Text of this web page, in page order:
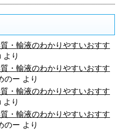
質・輸液のわかりやすいおすす
より
質・輸液のわかりやすいおすす
のー より
質・輸液のわかりやすいおすす
より
質・輸液のわかりやすいおすす
のー より